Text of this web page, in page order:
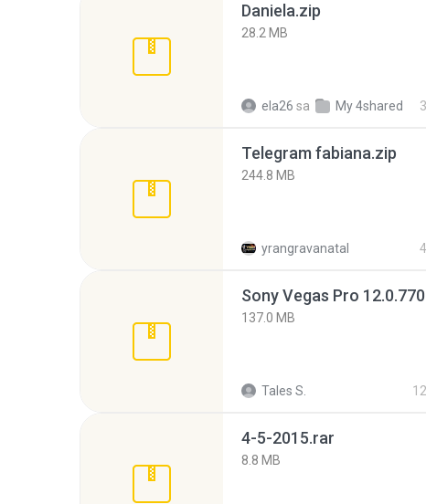
Daniela.zip
28.2 MB
ela26 sa My 4shared
Telegram fabiana.zip
244.8 MB
yrangravanatal
137.0 MB
Tales S.
4-5-2015.rar
8.8 MB